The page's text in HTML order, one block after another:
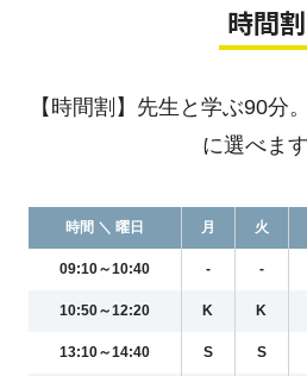
時間割
【時間割】先生と学ぶ90分
に選べます
時間 ＼ 曜日 月 火
09:10～10:40 - -
10:50～12:20 K K
13:10～14:40 S S